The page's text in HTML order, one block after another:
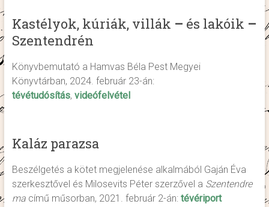
Kastélyok, kúriák, villák – és lakóik –
Szentendrén
Könyvbemutató a Hamvas Béla Pest Megyei
Könyvtárban, 2024. február 23-án:
tévétudósítás, videófelvétel
Kaláz parazsa
Beszélgetés a kötet megjelenése alkalmából Gaján Éva
szerkesztővel és Milosevits Péter szerzővel a Szentendre
macímű műsorban, 2021. február 2-án: tévériport